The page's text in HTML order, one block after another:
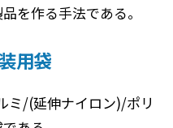
を作る手法である。
用袋
ミ/(延伸ナイロン)/ポリ